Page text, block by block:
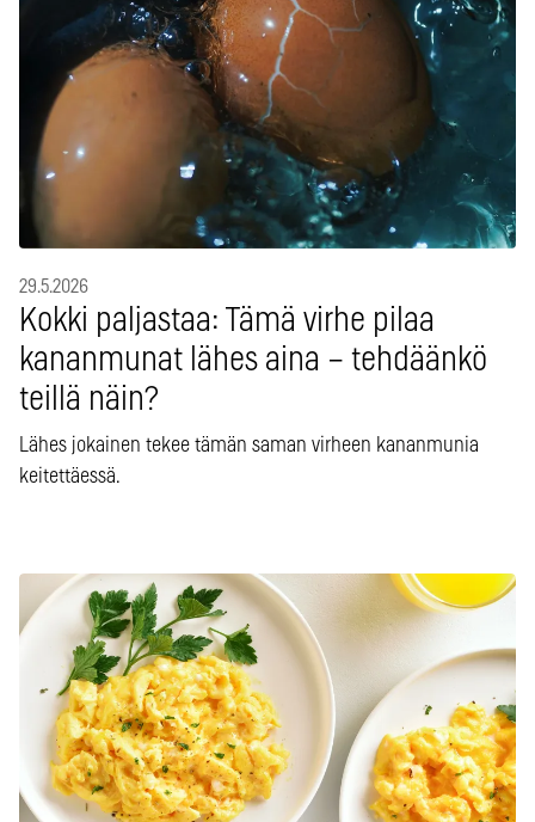
29.5.2026
Kokki paljastaa: Tämä virhe pilaa
kananmunat lähes aina – tehdäänkö
teillä näin?
Lähes jokainen tekee tämän saman virheen kananmunia
keitettäessä.